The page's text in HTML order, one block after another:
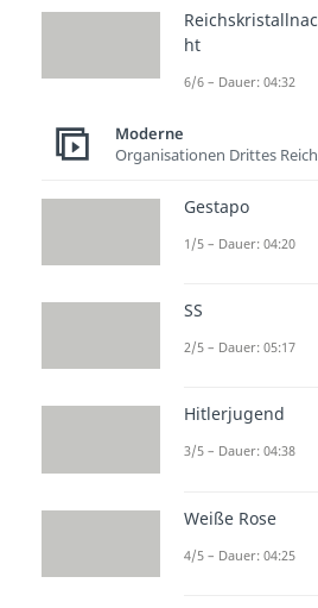
Reichskristallnac
ht
6/6 – Dauer: 04:32
Moderne
Organisationen Drittes Reich
Gestapo
1/5 – Dauer: 04:20
SS
2/5 – Dauer: 05:17
Hitlerjugend
3/5 – Dauer: 04:38
Weiße Rose
4/5 – Dauer: 04:25